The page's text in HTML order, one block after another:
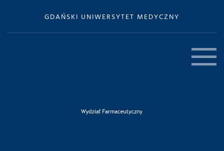
GDAŃSKI UNIWERSYTET MEDYCZNY